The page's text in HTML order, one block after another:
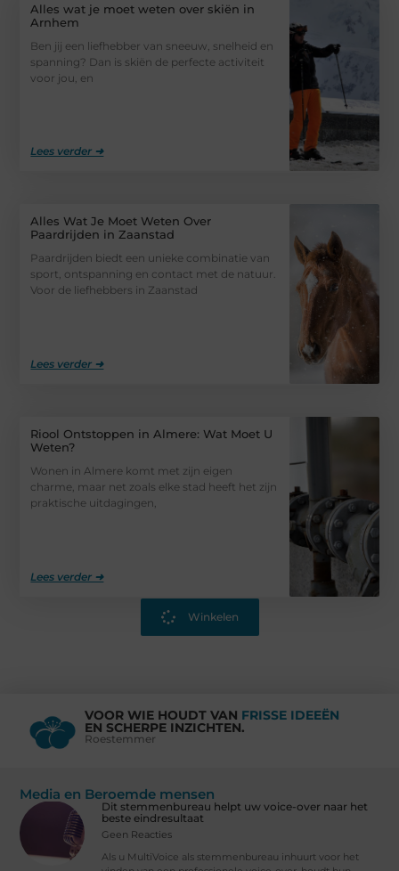
Alles wat je moet weten over skiën in
Arnhem
Ben jij een liefhebber van sneeuw, snelheid en
spanning? Dan is skiën de perfecte activiteit
voor jou, en
Lees verder ➜
Alles Wat Je Moet Weten Over
Paardrijden in Zaanstad
Paardrijden biedt een unieke combinatie van
sport, ontspanning en contact met de natuur.
Voor de liefhebbers in Zaanstad
Lees verder ➜
Riool Ontstoppen in Almere: Wat Moet U
Weten?
Wonen in Almere komt met zijn eigen
charme, maar net zoals elke stad heeft het zijn
praktische uitdagingen,
Lees verder ➜
Winkelen
VOOR WIE HOUDT VAN FRISSE IDEEËN
EN SCHERPE INZICHTEN.
Roestemmer
Media en Beroemde mensen
Dit stemmenbureau helpt uw voice-over naar het
beste eindresultaat
Geen Reacties
Als u MultiVoice als stemmenbureau inhuurt voor het